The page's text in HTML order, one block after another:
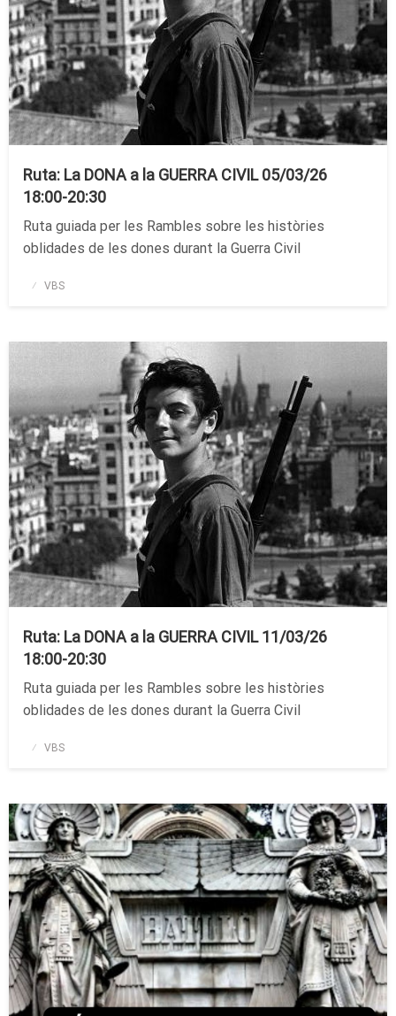
Ruta: La DONA a la GUERRA CIVIL 05/03/26
18:00-20:30
Ruta guiada per les Rambles sobre les històries
oblidades de les dones durant la Guerra Civil
Publicado
VBS
Ruta: La DONA a la GUERRA CIVIL 11/03/26
18:00-20:30
Ruta guiada per les Rambles sobre les històries
oblidades de les dones durant la Guerra Civil
Publicado
VBS